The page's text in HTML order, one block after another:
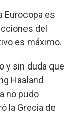
Eurocopa es
del
es máximo.
y sin duda que
Haaland
no pudo
la Grecia de